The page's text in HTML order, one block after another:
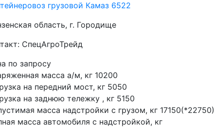
грузовой Камаз 6522
область, г. Городище
СпецАгроТрейд
по запросу
масса а/м, кг 10200
на передний мост, кг 5050
на заднюю тележку , кг 5150
масса надстройки с грузом, кг 17150(*22750)
масса автомобиля с надстройкой, кг